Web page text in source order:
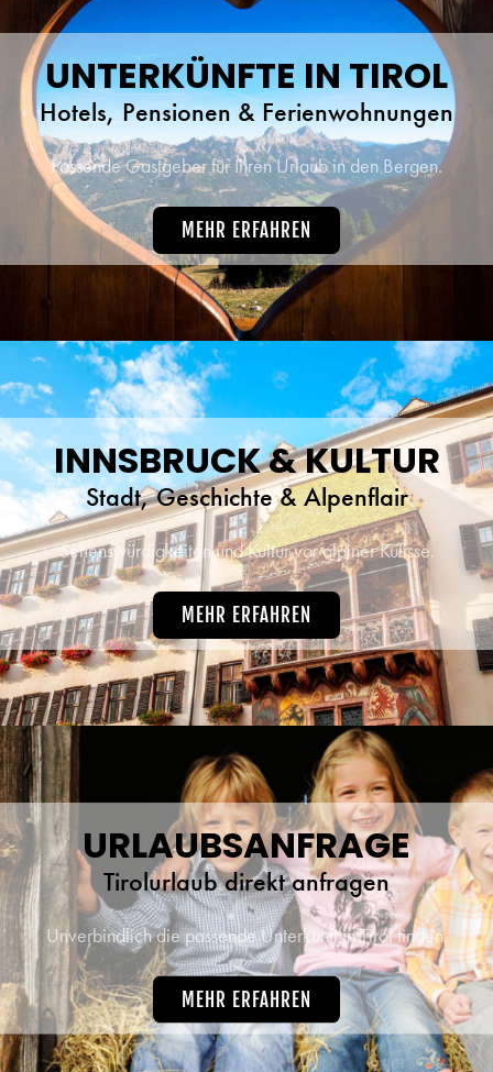
UNTERKÜNFTE IN TIROL
Hotels, Pensionen & Ferienwohnungen
Passende Gastgeber für Ihren Urlaub in den Bergen.
MEHR ERFAHREN
INNSBRUCK & KULTUR
Stadt, Geschichte & Alpenflair
Sehenswürdigkeiten und Kultur vor alpiner Kulisse.
MEHR ERFAHREN
URLAUBSANFRAGE
Tirolurlaub direkt anfragen
Unverbindlich die passende Unterkunft in Tirol finden.
MEHR ERFAHREN